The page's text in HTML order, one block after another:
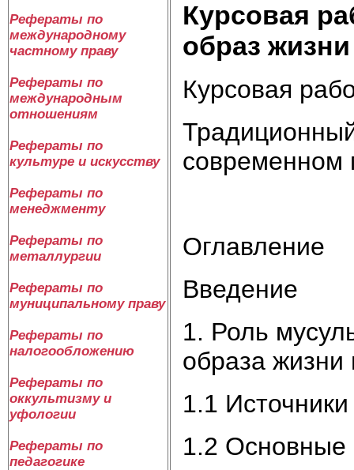
Рефераты по
международному
частному праву
Рефераты по
международным
отношениям
Рефераты по
культуре и искусству
Рефераты по
менеджменту
Рефераты по
металлургии
Рефераты по
муниципальному праву
Рефераты по
налогообложению
Рефераты по
оккультизму и
уфологии
Рефераты по
педагогике
Курсовая
образ
Курсовая
современном
Оглавление
Введение
1. Роль
образа жизни
1.1
1.2 Основные